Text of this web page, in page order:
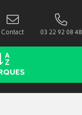
Contact 03 22 92 08 48